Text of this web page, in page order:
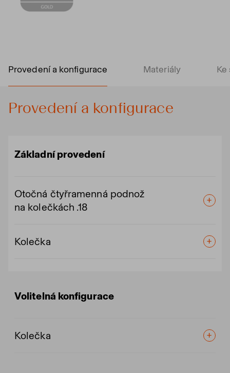
Provedení a konfigurace Materiály Ke
Provedení a konfigurace
Základní provedení
Otočná čtyřramenná podnož
na kolečkách .18
Kolečka
Volitelná konfigurace
Kolečka